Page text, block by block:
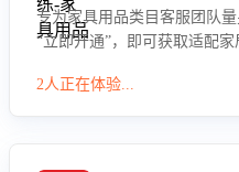
专为家具用品类目客服团队
“立即开通”，即可获取适配
参数咨询等高频场景下的专业
2人正在体验...